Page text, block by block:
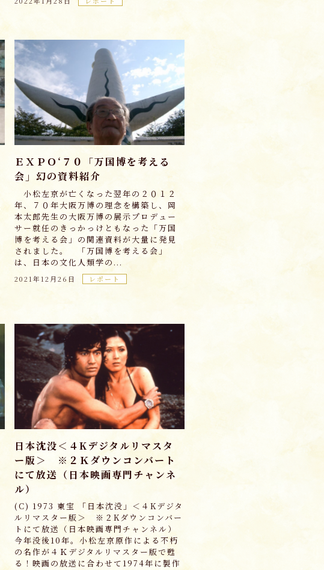
ＥＸＰＯ‘７０「万国博を考える
会」幻の資料紹介
小松左京が亡くなった翌年の２０１２
年、７０年大阪万博の理念を構築し、岡
本太郎先生の大阪万博の展示プロデュー
サー就任のきっかっけともなった「万国
博を考える会」の関連資料が大量に発見
されました。 「万国博を考える会」
は、日本の文化人類学の...
2021年12月26日 レポート
日本沈没＜４Kデジタルリマスタ
ー版＞ ※２Ｋダウンコンバート
にて放送（日本映画専門チャンネ
ル）
(C) 1973 東宝 「日本沈没」＜４Kデジタ
ルリマスター版＞ ※２Kダウンコンバー
トにて放送（日本映画専門チャンネル）
今年没後10年。小松左京原作による不朽
の名作が４Ｋデジタルリマスター版で甦
る！映画の放送に合わせて1974年に製作